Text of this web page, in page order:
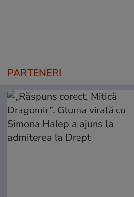
PARTENERI